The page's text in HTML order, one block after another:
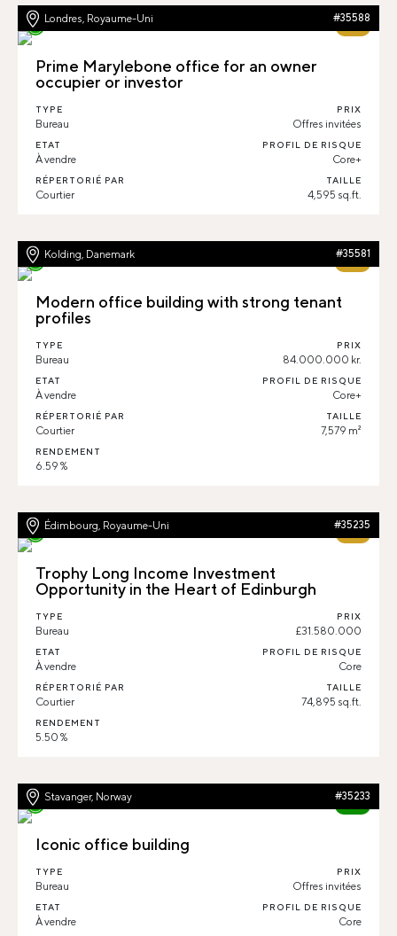
Londres, Royaume-Uni #35588
Prime Marylebone office for an owner
occupier or investor
TYPE
Bureau
ETAT
À vendre
RÉPERTORIÉ PAR
Courtier
PRIX
Offres invitées
PROFIL DE RISQUE
Core+
TAILLE
4,595 sq.ft.
Kolding, Danemark #35581
Modern office building with strong tenant
profiles
TYPE
Bureau
ETAT
À vendre
RÉPERTORIÉ PAR
Courtier
RENDEMENT
6.59 %
PRIX
84.000.000 kr.
PROFIL DE RISQUE
Core+
TAILLE
7,579 m²
Édimbourg, Royaume-Uni #35235
Trophy Long Income Investment
Opportunity in the Heart of Edinburgh
TYPE
Bureau
ETAT
À vendre
RÉPERTORIÉ PAR
Courtier
RENDEMENT
5.50 %
PRIX
£31.580.000
PROFIL DE RISQUE
Core
TAILLE
74,895 sq.ft.
Stavanger, Norway #35233
Iconic office building
TYPE
Bureau
ETAT
À vendre
PRIX
Offres invitées
PROFIL DE RISQUE
Core